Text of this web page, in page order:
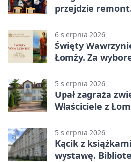
przejdzie
6 sierpnia 2026
Święty
Łomży. Za
5 sierpnia 2026
Upał zagraża
Właściciele z
5 sierpnia 2026
Kącik z
wystawę.